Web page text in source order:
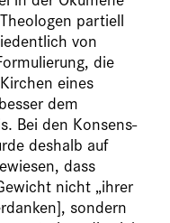
partiell
von
die
eines
dem
Bei den Konsens-
deshalb auf
dass
nicht „ihrer
sondern